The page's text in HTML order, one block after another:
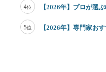
4位 【2026年】プロが選
5位 【2026年】専門家お